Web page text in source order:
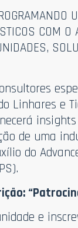
COM O
Linhares e
de uma
do
e